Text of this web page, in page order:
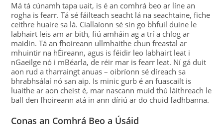
Má tá cúnamh tapa uait, is é an comhrá beo ar líne an
rogha is fearr. Tá sé fáilteach seacht lá na seachtaine, fiche
ceithre huaire sa lá. Ciallaíonn sé sin go bhfuil duine le
labhairt leis am ar bith, fiú amháin ag a trí a chlog ar
maidin. Tá an fhoireann ullmhaithe chun freastal ar
mhuintir na hÉireann, agus is féidir leo labhairt leat i
nGaeilge nó i mBéarla, de réir mar is fearr leat. Ní gá duit
aon rud a tharraingt anuas – oibríonn sé díreach sa
bhrabhsálaí nó san aip. Is minic gurb é an fuascailt is
luaithe ar aon cheist é, mar nascann muid thú láithreach le
ball den fhoireann atá in ann díriú ar do chuid fadhbanna.
Conas an Comhrá Beo a Úsáid